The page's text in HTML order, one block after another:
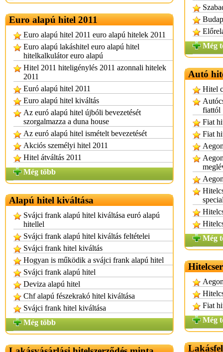
Euro alapú hitel 2011
Euro alapú hitel 2011 euro alapú hitelek 2011
Euro alapú lakáshitel euro alapú hitel
hitelkalkulátor euro alapú
Hitel 2011 hiteligénylés 2011 azonnali hitelek
2011
Euró alapú hitel 2011
Euro alapú hitel kiváltás
Az euró alapú hitel újbóli bevezetését
szorgalmazza a duna house
Az euró alapú hitel ismételt bevezetését
Akciós személyi hitel 2011
Hitel átváltás 2011
Még több
Alapú hitel kiváltása
Svájci frank alapú hitel kiváltása euró alapú
hitellel
Svájci frank alapú hitel kiváltás feltételei
Svájci frank hitel kiváltás
Hogyan is működik a svájci frank alapú hitel
Svájci frank alapú hitel
Deviza alapú hitel
Chf alapú fészekrakó hitel kiváltása
Svájci frank hitel kiváltása
Még több
Még
Autó
Hitel
fiattól
Fiat
Fiat
Még
Fiat
Még